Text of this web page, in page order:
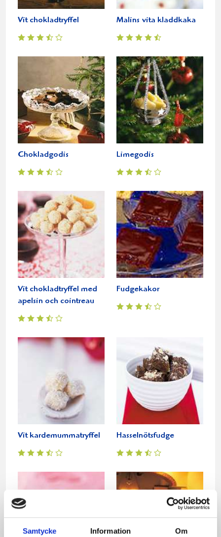
Samtycke Information Om
Vit chokladtryffel Malins vita kladdkaka
Chokladgodis Limegodis
Vit chokladtryffel med
apelsin och cointreau
Fudgekakor
Vit kardemummatryffel Hasselnötsfudge